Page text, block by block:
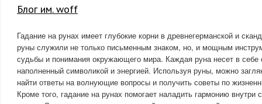
Блог им. woff
Гадание на рунах имеет глубокие корни в древнегерманской и
руны служили не только письменным знаком, но, и мощным
судьбы и понимания окружающего мира. Каждая руна несет в
наполненный символикой и энергией. Используя руны, можно
найти ответы на волнующие вопросы и получить советы по
Кроме того, гадание на рунах помогает наладить гармонию